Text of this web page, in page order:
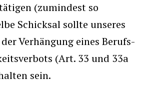
(zumindest so
Schicksal sollte unseres
Verhängung eines Berufs-
(Art. 33 und 33a
sein.